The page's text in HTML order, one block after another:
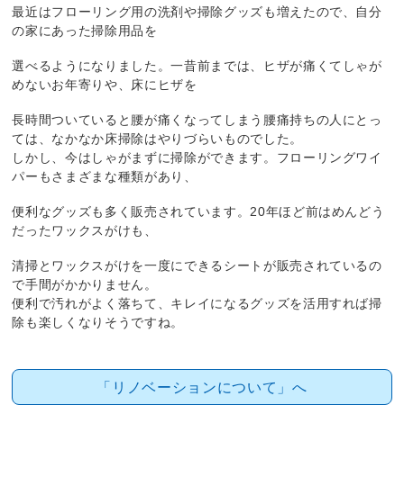
最近はフローリング用の洗剤や掃除グッズも増えたので、自分
の家にあった掃除用品を
選べるようになりました。一昔前までは、ヒザが痛くてしゃが
めないお年寄りや、床にヒザを
長時間ついていると腰が痛くなってしまう腰痛持ちの人にとっ
ては、なかなか床掃除はやりづらいものでした。
しかし、今はしゃがまずに掃除ができます。フローリングワイ
パーもさまざまな種類があり、
便利なグッズも多く販売されています。20年ほど前はめんどう
だったワックスがけも、
清掃とワックスがけを一度にできるシートが販売されているの
で手間がかかりません。
便利で汚れがよく落ちて、キレイになるグッズを活用すれば掃
除も楽しくなりそうですね。
「リノベーションについて」へ